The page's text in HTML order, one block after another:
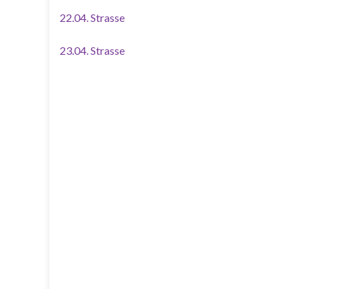
22.04. Strasse
23.04. Strasse